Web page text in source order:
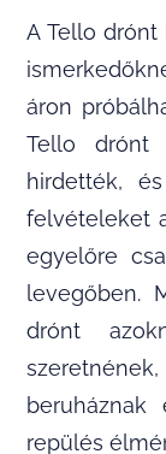
A Tello
áron
Tello drónt
hirdették,
felvételeket
egyelőre
levegőben.
drónt
repülés